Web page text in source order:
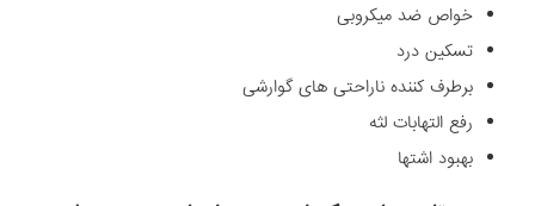
خواص ضد میکروبی
تسکین درد
برطرف کننده ناراحتی های گوارشی
رفع التهابات لثه
بهبود اشتها